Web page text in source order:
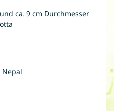
ca. 9 cm Durchmesser